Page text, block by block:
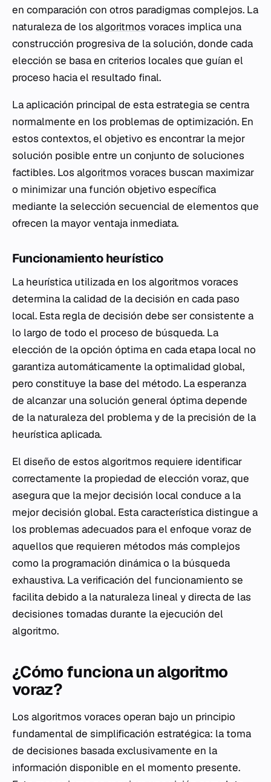
en comparación con otros paradigmas complejos. La
naturaleza de los algoritmos voraces implica una
construcción progresiva de la solución, donde cada
elección se basa en criterios locales que guían el
proceso hacia el resultado final.
La aplicación principal de esta estrategia se centra
normalmente en los problemas de optimización. En
estos contextos, el objetivo es encontrar la mejor
solución posible entre un conjunto de soluciones
factibles. Los algoritmos voraces buscan maximizar
o minimizar una función objetivo específica
mediante la selección secuencial de elementos que
ofrecen la mayor ventaja inmediata.
Funcionamiento heurístico
La heurística utilizada en los algoritmos voraces
determina la calidad de la decisión en cada paso
local. Esta regla de decisión debe ser consistente a
lo largo de todo el proceso de búsqueda. La
elección de la opción óptima en cada etapa local no
garantiza automáticamente la optimalidad global,
pero constituye la base del método. La esperanza
de alcanzar una solución general óptima depende
de la naturaleza del problema y de la precisión de la
heurística aplicada.
El diseño de estos algoritmos requiere identificar
correctamente la propiedad de elección voraz, que
asegura que la mejor decisión local conduce a la
mejor decisión global. Esta característica distingue a
los problemas adecuados para el enfoque voraz de
aquellos que requieren métodos más complejos
como la programación dinámica o la búsqueda
exhaustiva. La verificación del funcionamiento se
facilita debido a la naturaleza lineal y directa de las
decisiones tomadas durante la ejecución del
algoritmo.
¿Cómo funciona un algoritmo
voraz?
Los algoritmos voraces operan bajo un principio
fundamental de simplificación estratégica: la toma
de decisiones basada exclusivamente en la
información disponible en el momento presente.